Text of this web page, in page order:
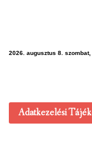
2026. augusztus 8. szombat,
Adatkezelési